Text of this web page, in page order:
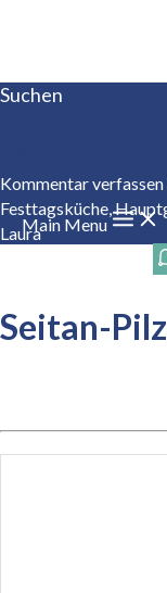
Suchen
Main Menu
Kommentar verfassen
Festtagsküche,
Laura
Seitan-